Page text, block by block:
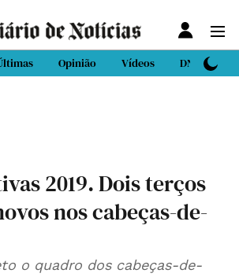
Opinião Vídeos DN Sport
2019. Dois terços
nos cabeças-de-
o quadro dos cabeças-de-